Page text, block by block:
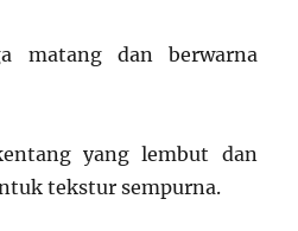
matang dan berwarna
yang lembut dan
tekstur sempurna.